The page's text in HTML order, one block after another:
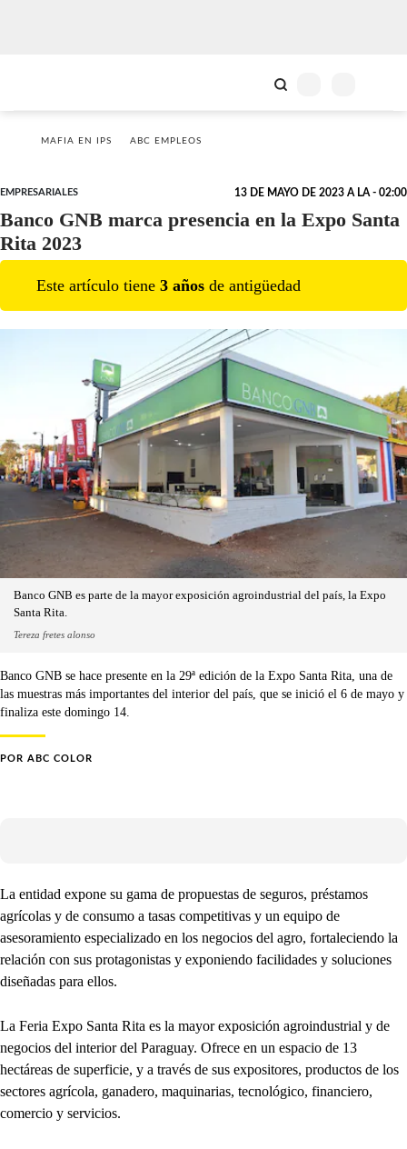
MAFIA EN IPS ABC EMPLEOS
EMPRESARIALES 13 DE MAYO DE 2023 A LA - 02:00
Banco GNB marca presencia en la Expo Santa
Rita 2023
Este artículo tiene 3 años de antigüedad
Banco GNB es parte de la mayor exposición agroindustrial del país, la Expo
Santa Rita.
Tereza fretes alonso
Banco GNB se hace presente en la 29ª edición de la Expo Santa Rita, una de
las muestras más importantes del interior del país, que se inició el 6 de mayo y
finaliza este domingo 14.
POR ABC COLOR
La entidad expone su gama de propuestas de seguros, préstamos
agrícolas y de consumo a tasas competitivas y un equipo de
asesoramiento especializado en los negocios del agro, fortaleciendo la
relación con sus protagonistas y exponiendo facilidades y soluciones
diseñadas para ellos.
La Feria Expo Santa Rita es la mayor exposición agroindustrial y de
negocios del interior del Paraguay. Ofrece en un espacio de 13
hectáreas de superficie, y a través de sus expositores, productos de los
sectores agrícola, ganadero, maquinarias, tecnológico, financiero,
comercio y servicios.